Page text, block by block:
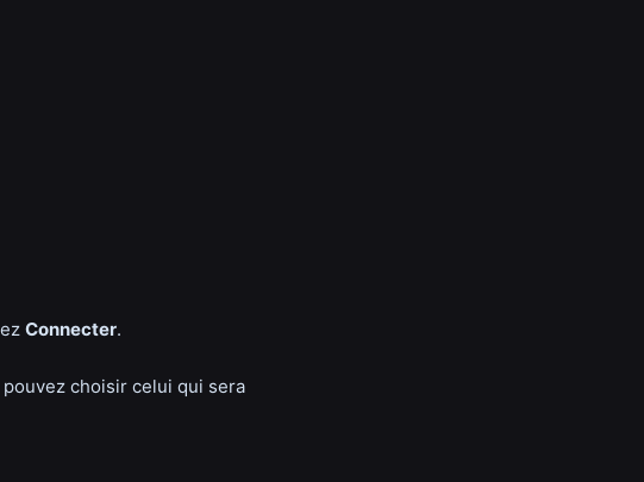
Connecter.
choisir celui qui sera